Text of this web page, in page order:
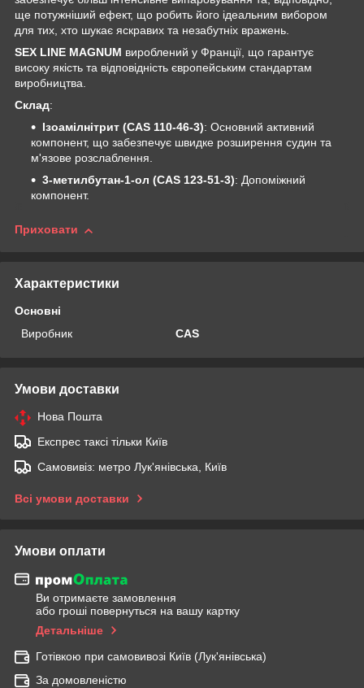
ще потужніший ефект, що робить його ідеальним вибором
для тих, хто шукає яскравих та незабутніх вражень.
SEX LINE MAGNUM вироблений у Франції, що гарантує
високу якість та відповідність європейським стандартам
виробництва.
Склад:
Ізоамілнітрит (CAS 110-46-3): Основний активний
компонент, що забезпечує швидке розширення судин та
м'язове розслаблення.
3-метилбутан-1-ол (CAS 123-51-3): Допоміжний
компонент.
Приховати
Характеристики
Основні
Виробник
CAS
Умови доставки
Нова Пошта
Експрес таксі тільки Київ
Самовивіз: метро Лук'янівська, Київ
Всі умови доставки
Умови оплати
Ви отримаєте замовлення
або гроші повернуться на вашу картку
Детальніше
Готівкою при самовивозі Київ (Лук'янівська)
За домовленістю